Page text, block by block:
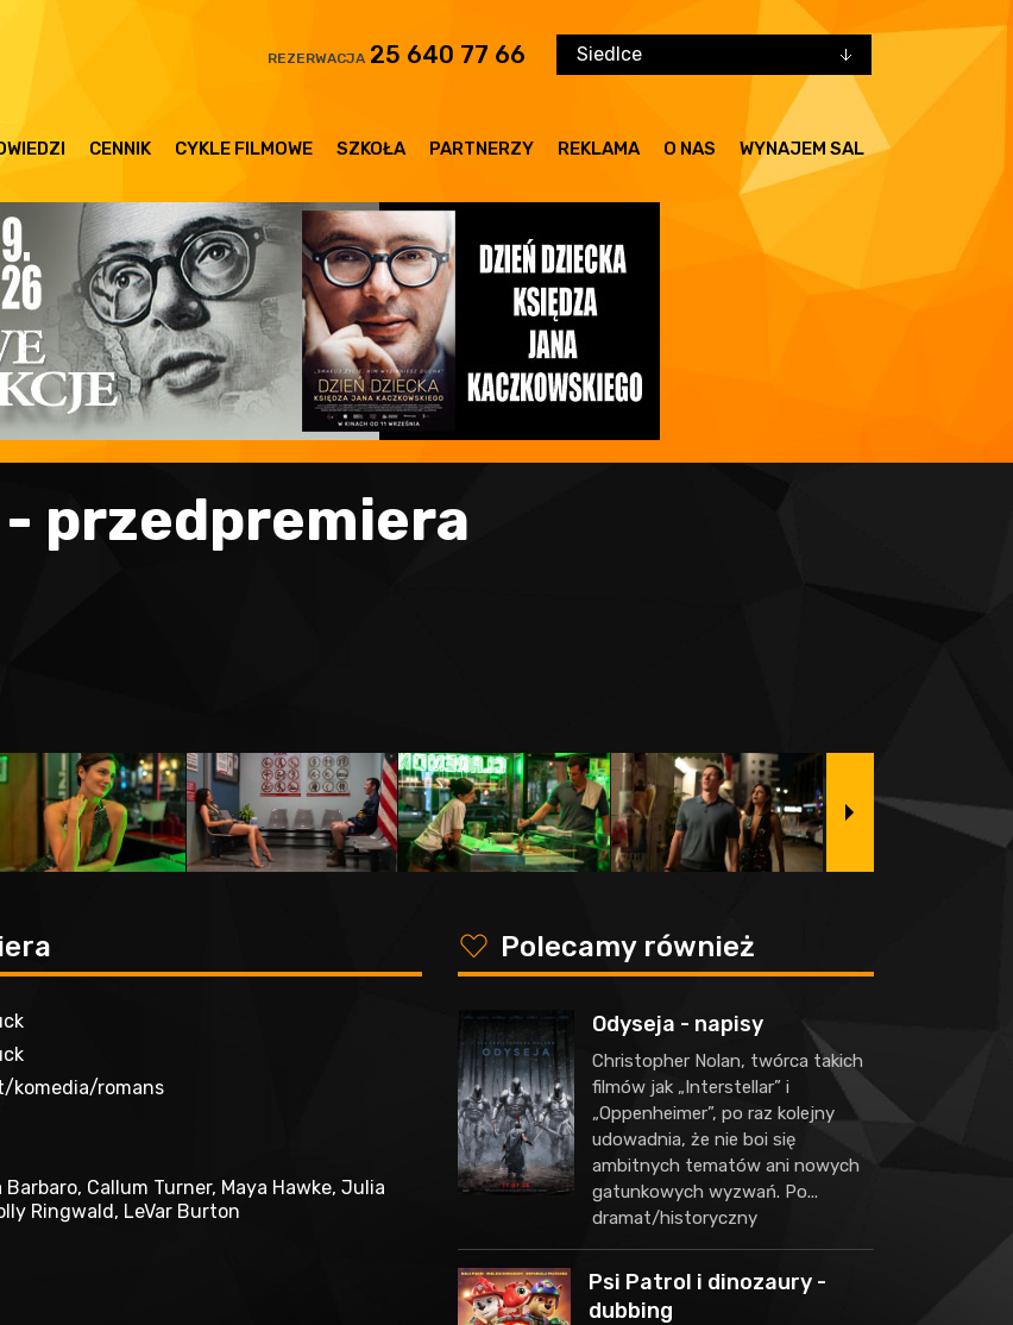
REZERWACJA 25 640 77 66 Siedlce
CENNIK CYKLE FILMOWE SZKOŁA PARTNERZY REKLAMA O NAS WYNAJEM SAL
przedpremiera
komedia/romans
Barbaro, Callum Turner, Maya Hawke, Julia
Ringwald, LeVar Burton
y Polecamy również
Odyseja - napisy
Christopher Nolan, twórca takich
filmów jak „Interstellar” i
„Oppenheimer”, po raz kolejny
udowadnia, że nie boi się
ambitnych tematów ani nowych
gatunkowych wyzwań. Po...
dramat/historyczny
Psi Patrol i dinozaury -
dubbing